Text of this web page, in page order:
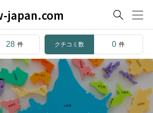
japan.com 
28 件 クチコミ数 0 件